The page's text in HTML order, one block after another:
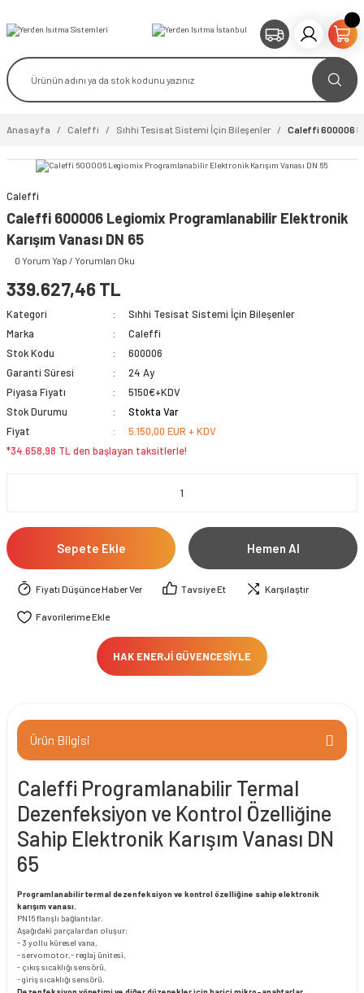
Anasayfa Caleffi Sıhhi Tesisat Sistemi İçin Bileşenler Caleffi 600006
Caleffi
Caleffi 600006 Legiomix Programlanabilir Elektronik
Karışım Vanası DN 65
0 Yorum Yap / Yorumları Oku
339.627,46 TL
Kategori
Sıhhi Tesisat Sistemi İçin Bileşenler
Marka
Caleffi
Stok Kodu
600006
Garanti Süresi
24 Ay
Piyasa Fiyatı
5150€+KDV
Stok Durumu
Stokta Var
Fiyat
5.150,00 EUR + KDV
*34.658,98 TL den başlayan taksitlerle!
Sepete Ekle Hemen Al
Fiyatı Düşünce Haber Ver Tavsiye Et Karşılaştır
HAK ENERJİ GÜVENCESİYLE
Ürün Bilgisi
Caleffi Programlanabilir Termal
Dezenfeksiyon ve Kontrol Özelliğine
Sahip Elektronik Karışım Vanası DN
65
Programlanabilir termal dezenfeksiyon ve kontrol özelliğine sahip elektronik
karışım vanası.
PN16 flanşlı bağlantılar.
Aşağıdaki parçalardan oluşur:
- 3 yollu küresel vana,
- servomotor,- reglaj ünitesi,
- çıkış sıcaklığı sensörü,
- giriş sıcaklığı sensörü.